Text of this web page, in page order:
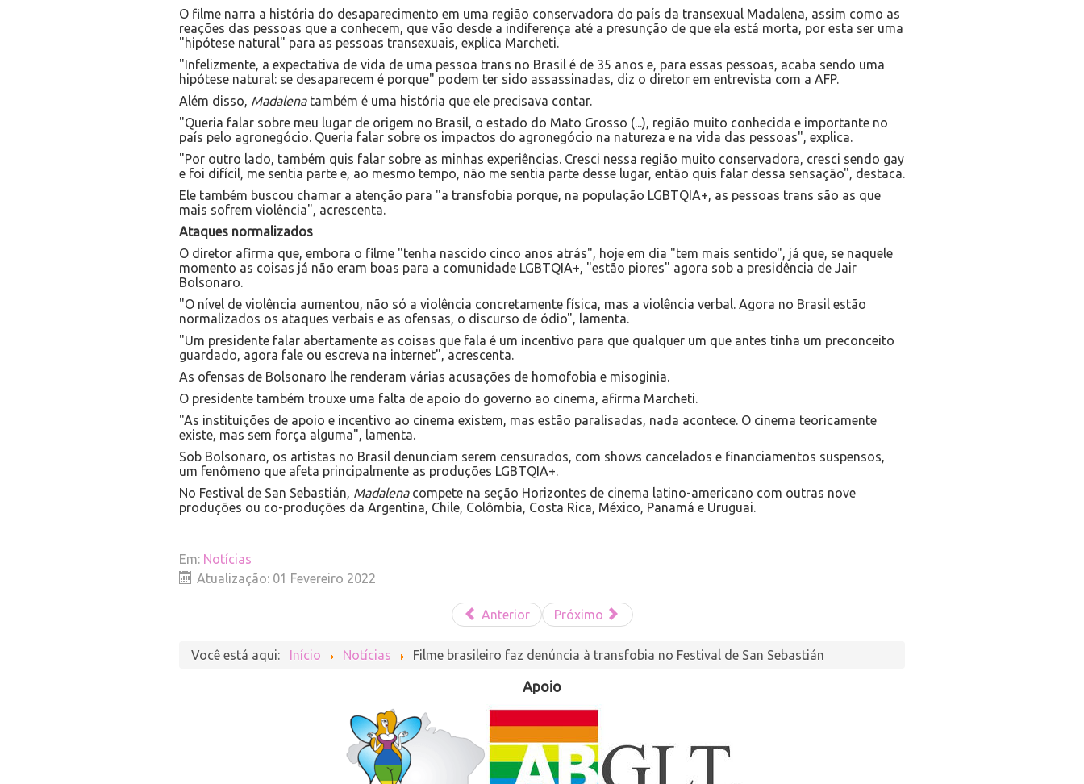
O filme narra a história do desaparecimento em uma região conservadora do país da transexual Madalena, assim como as
reações das pessoas que a conhecem, que vão desde a indiferença até a presunção de que ela está morta, por esta ser uma
"hipótese natural" para as pessoas transexuais, explica Marcheti.
"Infelizmente, a expectativa de vida de uma pessoa trans no Brasil é de 35 anos e, para essas pessoas, acaba sendo uma
hipótese natural: se desaparecem é porque" podem ter sido assassinadas, diz o diretor em entrevista com a AFP.
Além disso, Madalenatambém é uma história que ele precisava contar.
"Queria falar sobre meu lugar de origem no Brasil, o estado do Mato Grosso (...), região muito conhecida e importante no
país pelo agronegócio. Queria falar sobre os impactos do agronegócio na natureza e na vida das pessoas", explica.
"Por outro lado, também quis falar sobre as minhas experiências. Cresci nessa região muito conservadora, cresci sendo gay
e foi difícil, me sentia parte e, ao mesmo tempo, não me sentia parte desse lugar, então quis falar dessa sensação", destaca.
Ele também buscou chamar a atenção para "a transfobia porque, na população LGBTQIA+, as pessoas trans são as que
mais sofrem violência", acrescenta.
Ataques normalizados
O diretor afirma que, embora o filme "tenha nascido cinco anos atrás", hoje em dia "tem mais sentido", já que, se naquele
momento as coisas já não eram boas para a comunidade LGBTQIA+, "estão piores" agora sob a presidência de Jair
Bolsonaro.
"O nível de violência aumentou, não só a violência concretamente física, mas a violência verbal. Agora no Brasil estão
normalizados os ataques verbais e as ofensas, o discurso de ódio", lamenta.
"Um presidente falar abertamente as coisas que fala é um incentivo para que qualquer um que antes tinha um preconceito
guardado, agora fale ou escreva na internet", acrescenta.
As ofensas de Bolsonaro lhe renderam várias acusações de homofobia e misoginia.
O presidente também trouxe uma falta de apoio do governo ao cinema, afirma Marcheti.
"As instituições de apoio e incentivo ao cinema existem, mas estão paralisadas, nada acontece. O cinema teoricamente
existe, mas sem força alguma", lamenta.
Sob Bolsonaro, os artistas no Brasil denunciam serem censurados, com shows cancelados e financiamentos suspensos,
um fenômeno que afeta principalmente as produções LGBTQIA+.
No Festival de San Sebastián, Madalena compete na seção Horizontes de cinema latino-americano com outras nove
produções ou co-produções da Argentina, Chile, Colômbia, Costa Rica, México, Panamá e Uruguai.
Em: Notícias
Atualização: 01 Fevereiro 2022
Anterior Próximo
Você está aqui: Início Notícias Filme brasileiro faz denúncia à transfobia no Festival de San Sebastián
Apoio